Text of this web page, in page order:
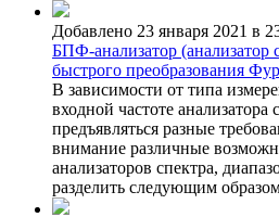
Добавлено 23 января 2021 в
БПФ-анализатор (анализатор
быстрого преобразования
В зависимости от типа
входной частоте анализатора
предъявляться разные
внимание различные
анализаторов спектра,
разделить следующим